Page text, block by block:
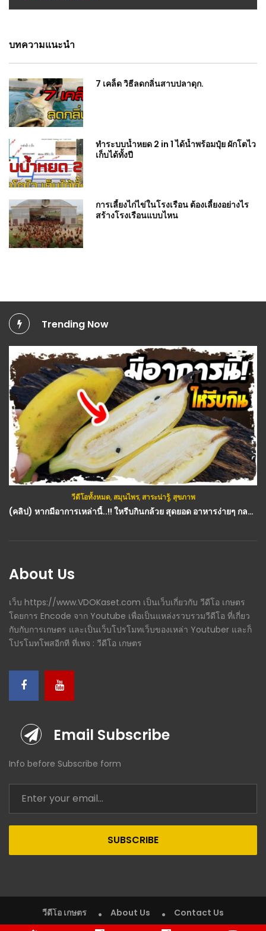
บทความแนะนำ
7 เคล็ด วิธีลดกลิ่นสาบปลาดุก.
ทำระบบน้ำหยด 2 in 1 ได้น้ำพร้อมปุ๋ย ผักโตไว
เก็บได้ทั้งปี
การเลี้ยงไก่ไข่ในโรงเรือน ต้องเลี้ยงอย่างไร
สร้างโรงเรือนแบบไหน
Trending Now
วีดีโอทั้งหมด, สมุนไพร, สาระน่ารู้, สุขภาพ
(คลิป) หากมีอาการเหล่านี้..!! ใหรีบกินกล้วย สุดยอด อาหารง่ายๆ กลายเป็นยา : วีดีโอ เกษตร
About Us
เว็บ https://www.VDOKaset.com เป็นเว็บเกี่ยวกับ วีดีโอ เกษตร
โดยการ Encode จาก Youtube เพื่อเป็นแหล่งรวบรวมวีดีโอ ที่เกี่ยว
กับกับการเกษตร และเป็นเว็บโปรโมทเว็บของเหล่า Youtuber และก็
โปรโมทโพสอีกที ที่เพจ : วีดีโอ เกษตร
Email Subscribe
Info before Subscribe form
SUBSCRIBE
วีดีโอ เกษตร About Us Contact Us